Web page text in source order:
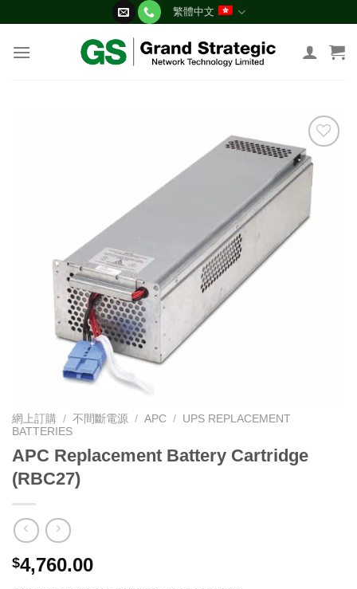
content
繁體中文
添加
到願
網上訂購 / 不間斷電源 / APC / UPS REPLACEMENT
BATTERIES
APC Replacement Battery Cartridge
(RBC27)
$4,760.00